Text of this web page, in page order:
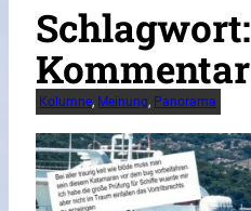
Schlagwort:
Kommentar
Kolumne, Meinung, Panorama